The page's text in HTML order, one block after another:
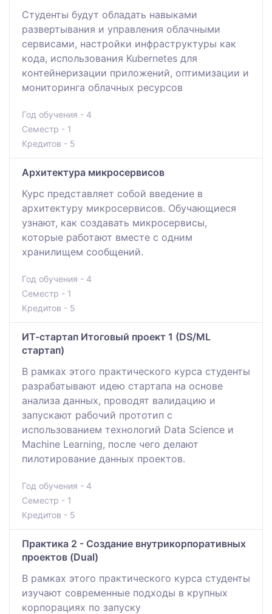
Студенты будут обладать навыками
развертывания и управления облачными
сервисами, настройки инфраструктуры как
кода, использования Kubernetes для
контейнеризации приложений, оптимизации и
мониторинга облачных ресурсов
Год обучения - 4
Семестр - 1
Кредитов - 5
Архитектура микросервисов
Курс представляет собой введение в
архитектуру микросервисов. Обучающиеся
узнают, как создавать микросервисы,
которые работают вместе с одним
хранилищем сообщений.
Год обучения - 4
Семестр - 1
Кредитов - 5
ИТ-стартап Итоговый проект 1 (DS/ML
стартап)
В рамках этого практического курса студенты
разрабатывают идею стартапа на основе
анализа данных, проводят валидацию и
запускают рабочий прототип с
использованием технологий Data Science и
Machine Learning, после чего делают
пилотирование данных проектов.
Год обучения - 4
Семестр - 1
Кредитов - 5
Практика 2 - Создание внутрикорпоративных
проектов (Dual)
В рамках этого практического курса студенты
изучают современные подходы в крупных
корпорациях по запуску